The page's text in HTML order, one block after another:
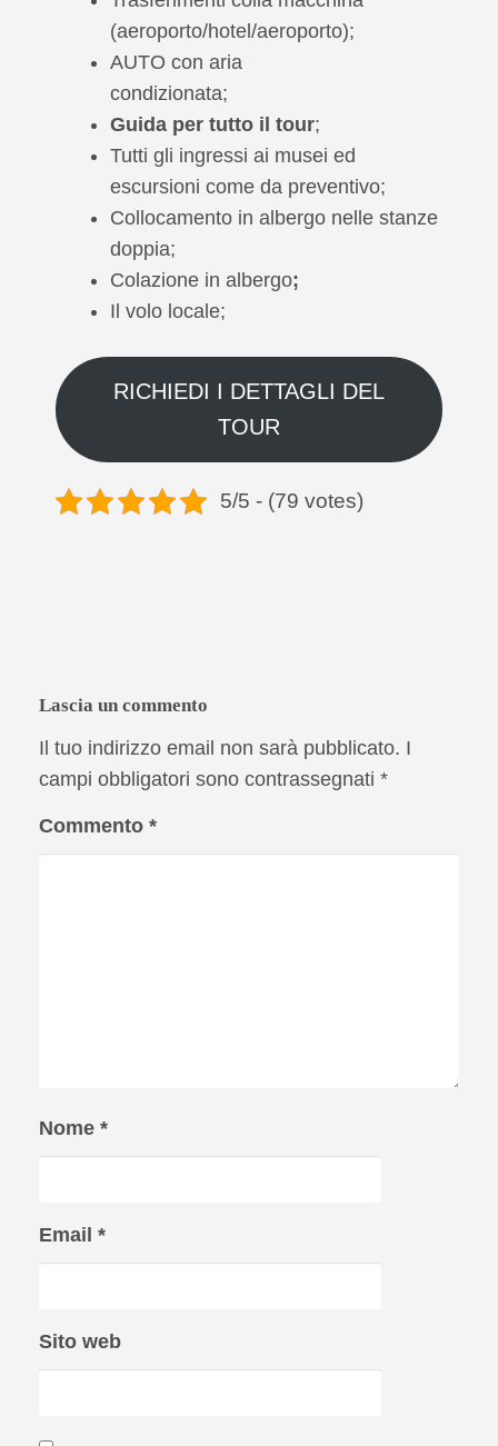
(aeroporto/hotel/aeroporto);
AUTO con aria
Guida per tutto il tour;
Tutti gli ingressi ai musei ed
escursioni come da preventivo;
Collocamento in albergo nelle stanze
doppia;
Colazione in albergo;
Il volo locale;
RICHIEDI I DETTAGLI DEL
TOUR
5/5 - (79 votes)
Lascia un commento
Il tuo indirizzo email non sarà pubblicato. I
campi obbligatori sono contrassegnati *
Commento *
Nome *
Email *
Sito web